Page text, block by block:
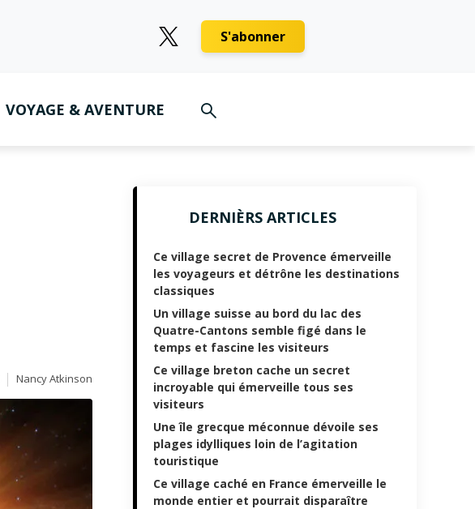
S'abonner
VOYAGE & AVENTURE
Nancy Atkinson
DERNIÈRS ARTICLES
Ce village secret de Provence émerveille
les voyageurs et détrône les destinations
classiques
Un village suisse au bord du lac des
Quatre-Cantons semble figé dans le
temps et fascine les visiteurs
Ce village breton cache un secret
incroyable qui émerveille tous ses
visiteurs
Une île grecque méconnue dévoile ses
plages idylliques loin de l’agitation
touristique
Ce village caché en France émerveille le
monde entier et pourrait disparaître